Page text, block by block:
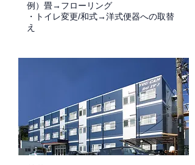
例）畳→フローリング
・トイレ変更/和式→洋式便器への取替
え